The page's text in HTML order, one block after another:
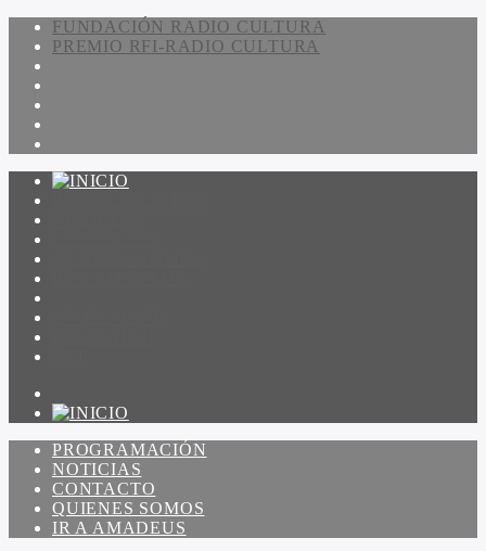
FUNDACIÓN RADIO CULTURA
PREMIO RFI-RADIO CULTURA
PROGRAMACIÓN
NOTICIAS
CONTACTO
QUIENES SOMOS
IR A AMADEUS